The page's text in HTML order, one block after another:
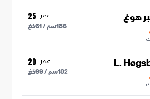
هوغ عمر 25
186سم /61كغ
L. عمر 20
182سم /69كغ